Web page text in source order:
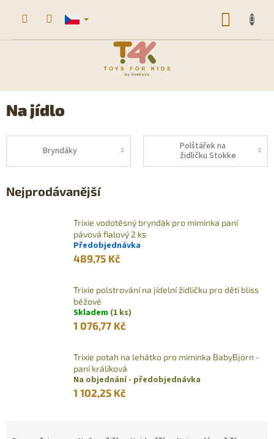
Na jídlo
Bryndáky
Polštářek na
židličku Stokke
Nejprodávanější
Trixie vodotěsný bryndák pro miminka paní
pávová fialový 2 ks
Předobjednávka
489,75 Kč
Trixie polstrování na jídelní židličku pro děti bliss
béžové
Skladem (1 ks)
1 076,77 Kč
Trixie potah na lehátko pro miminka BabyBjörn -
paní králíková
Na objednání - předobjednávka
1 102,25 Kč